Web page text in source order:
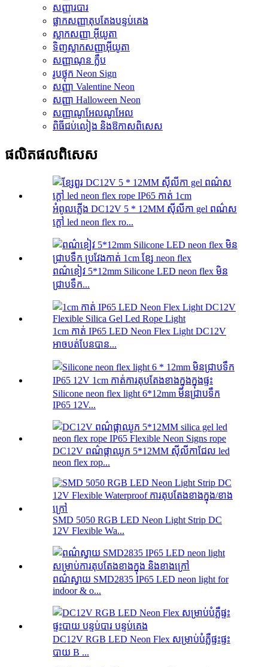
សញ្ញារបារ
ផ្លាកសញ្ញាតុបតែងបន្ទប់គេង
ស្លាកសញ្ញា អ៊ីយូតា
ទិញស្លាកសញ្ញាអ៊ីយូតា
សញ្ញាណុន ក្លឹប
រូបថ្លុក Neon Sign
សញ្ញា Valentine Neon
សញ្ញា Halloween Neon
សញ្ញាណូអែលណូអែល
ពិធីជប់លៀង និងឱកាសពិសេស
ផលិតផល​ពិសេស
អំពូលភ្លើង DC12V 5 * 12MM ស៊ីលីកា gel ពណ៌ស
ក្តៅ led neon flex ro...
ពណ៌ខៀវ 5*12mm Silicone LED neon flex មិន
ជ្រាបទឹក...
1cm កាត់ IP65 LED Neon Flex Light DC12V
អាចបត់បែនបាន...
Silicone neon flex light 6*12mm មិនជ្រាបទឹក
IP65 12V...
DC12V ពណ៌ផ្កាឈូក 5*12MM ស៊ីលីកាជែល led
neon flex rop...
SMD 5050 RGB LED Neon Light Strip DC
12V Flexible Wa...
ពណ៌ស្វាយ SMD2835 IP65 LED neon light for
indoor & o...
DC12V RGB LED Neon Flex សម្រាប់បំភ្លឺផ្ទះផ្ទះ
បាយ B ...